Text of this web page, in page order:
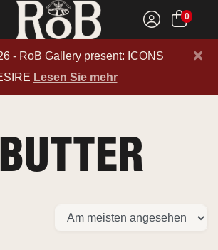
0
- RoB Gallery present: ICONS
Lesen Sie mehr
×